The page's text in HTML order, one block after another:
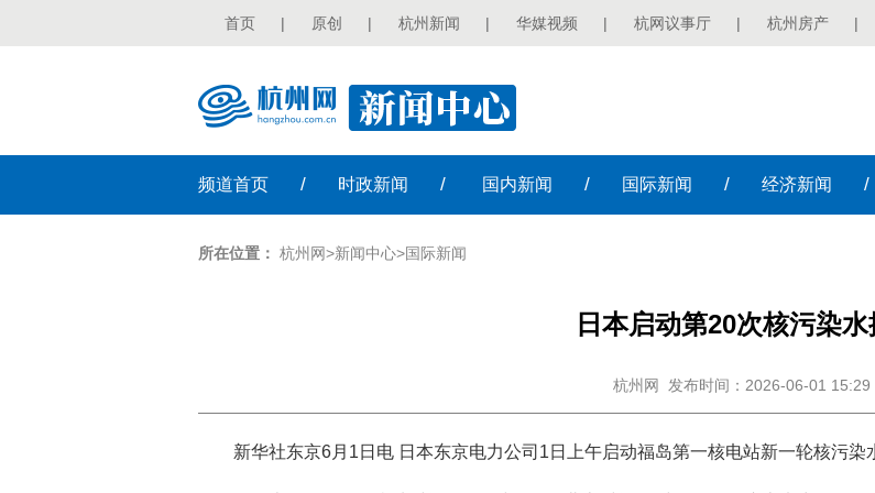
首页 | 原创 | 杭州新闻 | 华媒视频 | 杭网议事厅 | 杭州房产 |
频道首页 / 时政新闻 / 国内新闻 / 国际新闻 / 经济新闻 /
所在位置： 杭州网>新闻中心>国际新闻
日本启动第20次核污染
杭州网 发布时间：2026-06-01 15:29
新华社东京6月1日电 日本东京电力公司1日上午启动福岛第一核电站新一轮核污染